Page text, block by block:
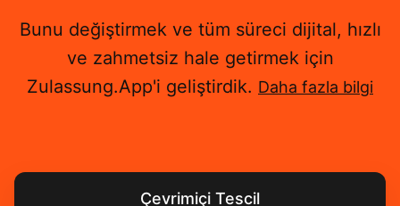
Bunu değiştirmek ve tüm süreci dijital, hızlı
ve zahmetsiz hale getirmek için
Zulassung.App'i geliştirdik. Daha fazla bilgi
Çevrimiçi Tescil